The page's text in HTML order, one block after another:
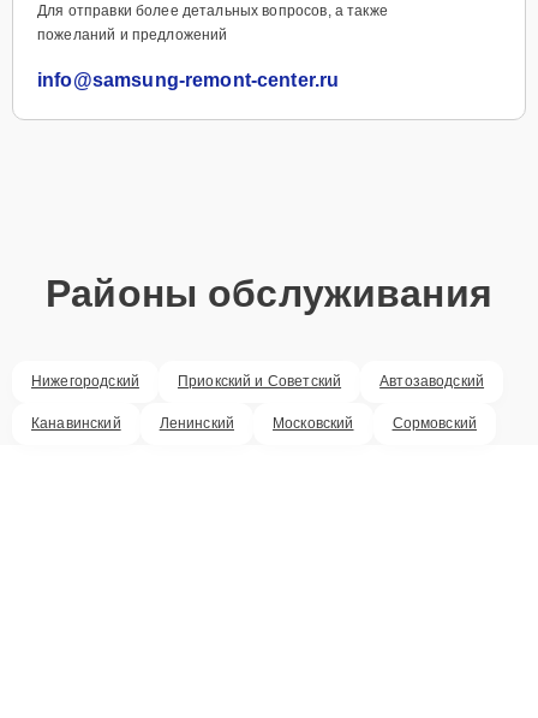
Для отправки более детальных вопросов, а также
пожеланий и предложений
info@samsung-remont-center.ru
Районы обслуживания
Нижегородский Приокский и Советский Автозаводский
Канавинский Ленинский Московский Сормовский